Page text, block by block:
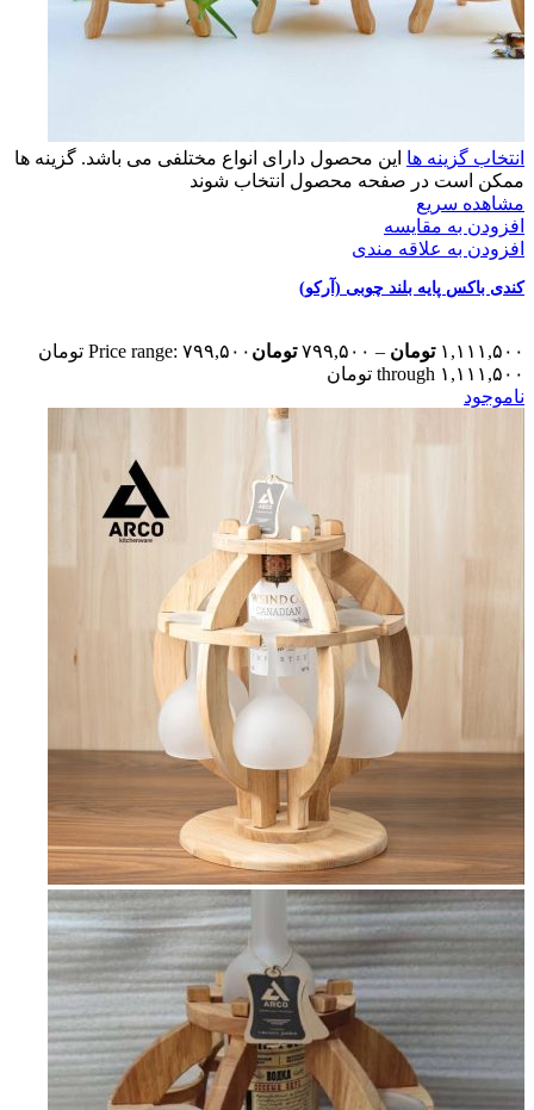
انتخاب گزینه ها این محصول دارای انواع مختلفی می باشد. گزینه ها
ممکن است در صفحه محصول انتخاب شوند
مشاهده سریع
افزودن به مقایسه
افزودن به علاقه مندی
کندی باکس پایه بلند چوبی (آرکو)
۱,۱۱۱,۵۰۰ تومان – ۷۹۹,۵۰۰ تومان
Price range: ۷۹۹,۵۰۰ تومان
through ۱,۱۱۱,۵۰۰ تومان
ناموجود